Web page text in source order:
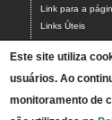
Link para a
Links Úteis
Mercado de
NEABI
Pedido Almox
Relatórios de
Este site utiliza
usuários. Ao
monitoramento de